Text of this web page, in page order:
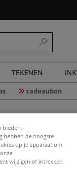
TEKENEN
cadeaubon
Crêpe
bieden.
hebben de hoogste
op je apparaat om
wijzigen of intrekken